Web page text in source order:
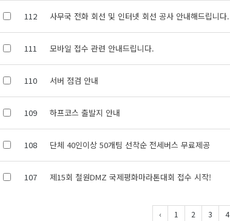
112 사무국 전화 회선 및 인터넷 회선 공사 안내해드립니다.
111 모바일 접수 관련 안내드립니다.
110 서버 점검 안내
109 하프코스 출발지 안내
108 단체 40인이상 50개팀 선착순 전세버스 무료제공
107 제15회 철원DMZ 국제평화마라톤대회 접수 시작!
‹ 1 2 3 4